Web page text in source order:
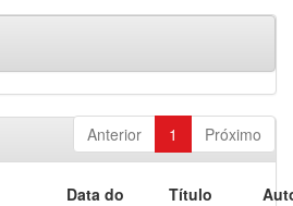
Anterior 1 Próximo
Data do
Título